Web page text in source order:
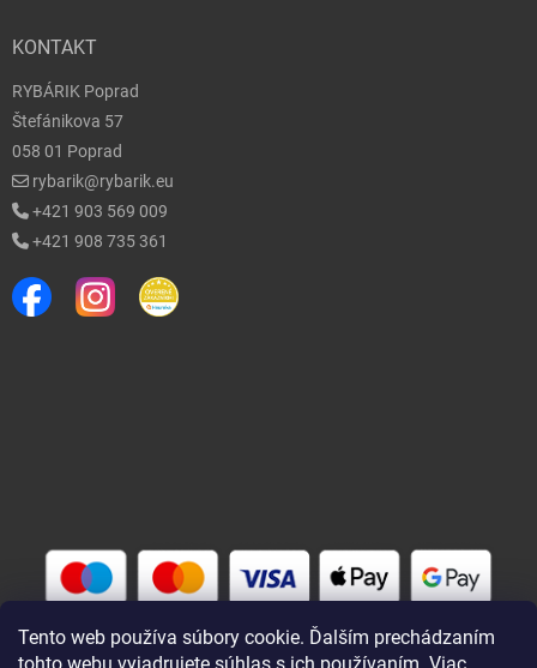
Tento web používa súbory cookie. Ďalším prechádzaním
KONTAKT
RYBÁRIK Poprad
Štefánikova 57
058 01 Poprad
rybarik@rybarik.eu
+421 903 569 009
+421 908 735 361